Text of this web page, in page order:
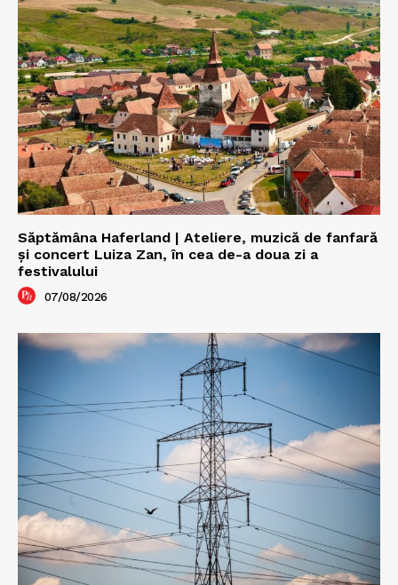
Săptămâna Haferland | Ateliere, muzică de fanfară
şi concert Luiza Zan, în cea de-a doua zi a
festivalului
07/08/2026